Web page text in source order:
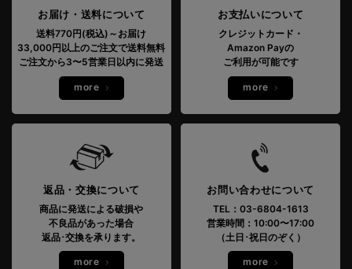
お届け・送料について
送料770円(税込)～お届け
33,000円以上のご注文で送料無料
ご注文から3〜5営業日以内に発送
more
お支払いについて
クレジットカード・
Amazon Payの
ご利用が可能です
more
返品・交換について
商品に発送による破損や
不良品があった場合
返品･交換を承ります。
more
お問い合わせについて
TEL：03-6804-1613
営業時間：10:00〜17:00
（土日･祝日のぞく）
more